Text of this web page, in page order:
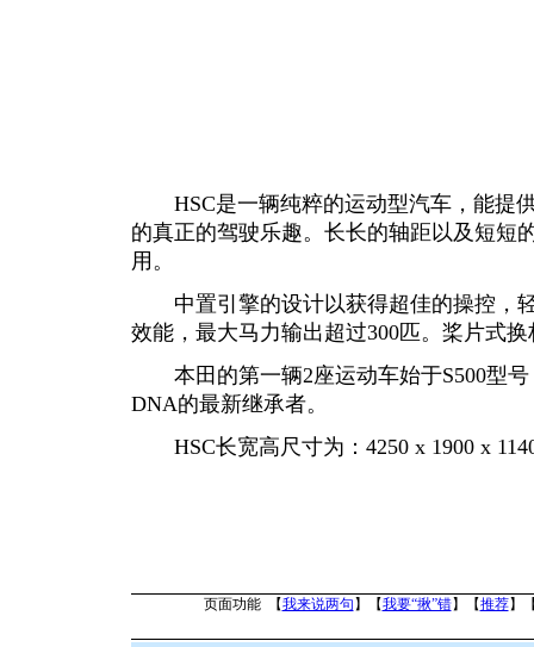
HSC是一辆纯粹的运动型汽车，能提
的真正的驾驶乐趣。长长的轴距以及短短
用。
中置引擎的设计以获得超佳的操控，
效能，最大马力输出超过300匹。桨片式
本田的第一辆2座运动车始于S500型号
DNA的最新继承者。
HSC长宽高尺寸为：4250 x 1900 x
页面功能 【我来说两句 】【我要“揪”错】【推荐】